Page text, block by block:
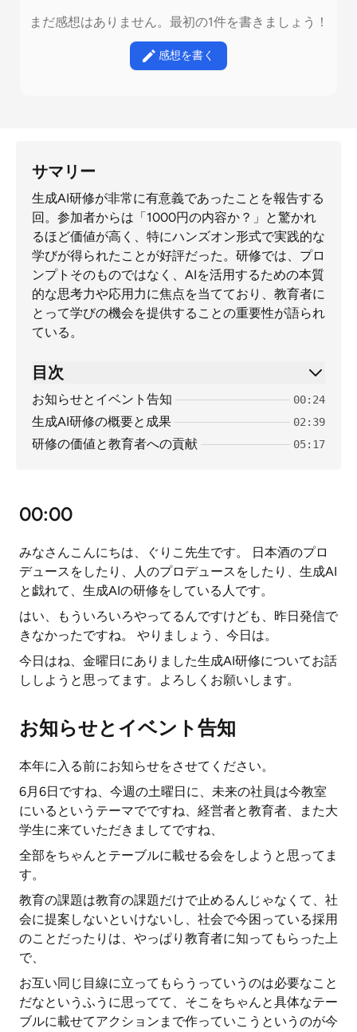
まだ感想はありません。最初の1件を書きましょう！
感想を書く
サマリー
生成AI研修が非常に有意義であったことを報告する
回。参加者からは「1000円の内容か？」と驚かれ
るほど価値が高く、特にハンズオン形式で実践的な
学びが得られたことが好評だった。研修では、プロ
ンプトそのものではなく、AIを活用するための本質
的な思考力や応用力に焦点を当てており、教育者に
とって学びの機会を提供することの重要性が語られ
ている。
目次
お知らせとイベント告知 00:24
生成AI研修の概要と成果 02:39
研修の価値と教育者への貢献 05:17
00:00
みなさんこんにちは、ぐりこ先生です。 日本酒のプロ
デュースをしたり、人のプロデュースをしたり、生成AI
と戯れて、生成AIの研修をしている人です。
はい、もういろいろやってるんですけども、昨日発信で
きなかったですね。 やりましょう、今日は。
今日はね、金曜日にありました生成AI研修についてお話
ししようと思ってます。よろしくお願いします。
お知らせとイベント告知
本年に入る前にお知らせをさせてください。
6月6日ですね、今週の土曜日に、未来の社員は今教室
にいるというテーマでですね、経営者と教育者、また大
学生に来ていただきましてですね、
全部をちゃんとテーブルに載せる会をしようと思ってま
す。
教育の課題は教育の課題だけで止めるんじゃなくて、社
会に提案しないといけないし、社会で今困っている採用
のことだったりは、やっぱり教育者に知ってもらった上
で、
お互い同じ目線に立ってもらうっていうのは必要なこと
だなというふうに思ってて、そこをちゃんと具体なテー
ブルに載せてアクションまで作っていこうというのが今